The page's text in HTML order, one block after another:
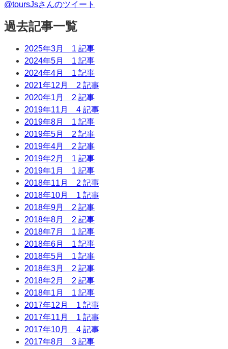
@toursJsさんのツイート
過去記事一覧
2025年3月 1 記事
2024年5月 1 記事
2024年4月 1 記事
2021年12月 2 記事
2020年1月 2 記事
2019年11月 4 記事
2019年8月 1 記事
2019年5月 2 記事
2019年4月 2 記事
2019年2月 1 記事
2019年1月 1 記事
2018年11月 2 記事
2018年10月 1 記事
2018年9月 2 記事
2018年8月 2 記事
2018年7月 1 記事
2018年6月 1 記事
2018年5月 1 記事
2018年3月 2 記事
2018年2月 2 記事
2018年1月 1 記事
2017年12月 1 記事
2017年11月 1 記事
2017年10月 4 記事
2017年8月 3 記事